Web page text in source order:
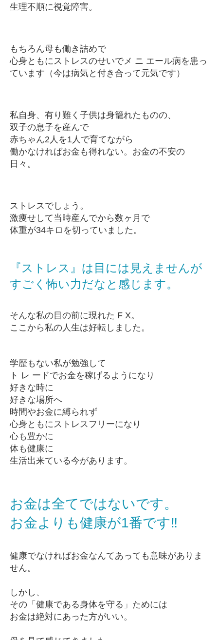
生理不順に視覚障害。
もちろん母も働き詰めで
心身ともにストレスのせいでメ ニ エール病を患っ
ています（今は病気と付き合って元気です）
私自身、有り難く子供は身籠れたものの、
双子の息子を産んで
赤ちゃん2人を1人で育てながら
働かなければお金も得れない。お金の不安の
日々。
ストレスでしょう。
激痩せして当時産んでから数ヶ月で
体重が34キロを切っていました。
『ストレス』は目には見えませんが
すごく怖い力だなと感じます。
そんな私の目の前に現れた F X。
ここから私の人生は好転しました。
学歴もない私が勉強して
ト レ ードでお金を稼げるようになり
好きな時に
好きな場所へ
時間やお金に縛られず
心身ともにストレスフリーになり
心も豊かに
体も健康に
生活出来ている今があります。
お金は全てではないです。
お金よりも健康が1番です‼︎
健康でなければお金なんてあっても意味がありま
せん。
しかし、
その「健康である身体を守る」ためには
お金は絶対にあった方がいい。